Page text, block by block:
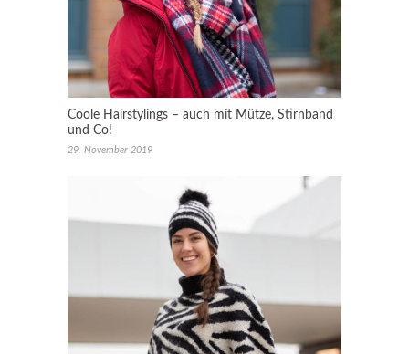
Coole Hairstylings – auch mit Mütze, Stirnband
und Co!
29. November 2019